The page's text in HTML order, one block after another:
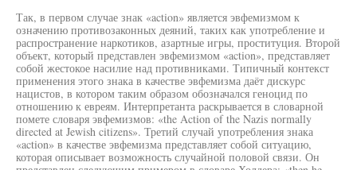
Так, в первом случае знак «action» является эвфемизмом к
означению противозаконных деяний, таких как употребление и
распространение наркотиков, азартные игры, проституция. Второй
объект, который представлен эвфемизмом «action», представляет
собой жестокое насилие над противниками. Типичный контекст
применения этого знака в качестве эвфемизма даёт дискурс
нацистов, в котором таким образом обозначался геноцид по
отношению к евреям. Интерпретанта раскрывается в словарной
помете словаря эвфемизмов: «the Action of the Nazis normally
directed at Jewish citizens». Третий случай употребления знака
«action» в качестве эвфемизма представляет собой ситуацию,
которая описывает возможность случайной половой связи. Он